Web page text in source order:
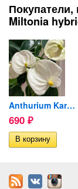
Miltonia
Anthurium Karma White...
690 ₽